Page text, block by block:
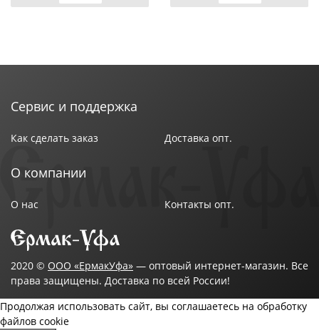
Сервис и поддержка
Как сделать заказ Доставка опт.
О компании
О нас Контакты опт.
2020 © ООО «ЕрмакУфа» — оптовый интернет-магазин. Все
права защищены. Доставка по всей России!
Продолжая использовать сайт, вы соглашаетесь на обработку
файлов cookie